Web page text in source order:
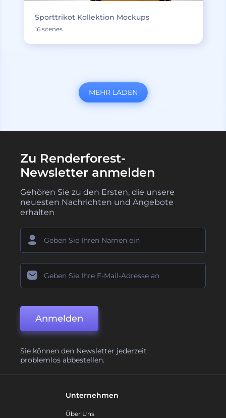
Sporttrikot Kollektion Mockups
16 scenes
MEHR LADEN
Zu Renderforest-
Newsletter anmelden
Gehören Sie zu den Ersten, die unsere
neuesten Nachrichten und Angebote
erhalten
Anmelden
Sie können den Newsletter jederzeit
problemlos abbestellen.
Unternehmen
Über Uns